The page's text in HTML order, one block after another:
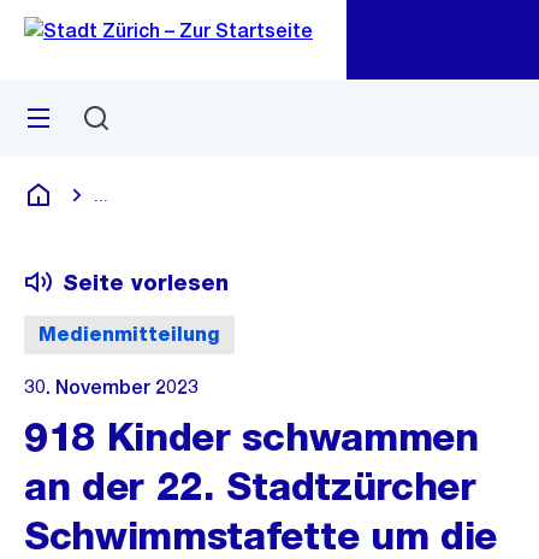
Navigation
Sprunglink
Menü
Deutsch
Medienmitteilung
Seite vorlesen
30. November 2023
918 Kinder schwammen
an der 22. Stadtzürcher
Schwimmstafette um die